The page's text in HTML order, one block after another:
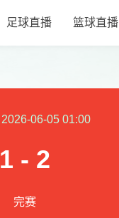
足球直播 篮球直播
2026-06-05 01:00
1 - 2
完赛